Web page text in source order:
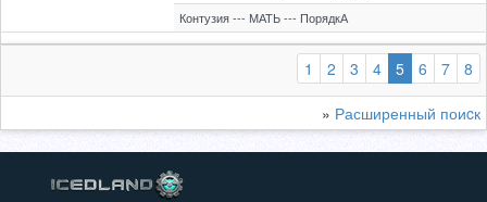
Контузия --- МАТЬ --- ПорядкА
1 2 3 4 5 6 7 8
» Расширенный поиcк